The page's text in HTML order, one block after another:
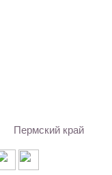
Пермский край